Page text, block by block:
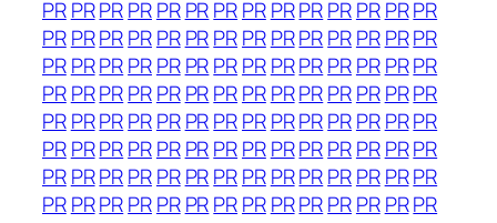
PRPRPRPRPR PRPRPRPRPRPRPR PRPR
PRPRPRPRPR PRPRPRPRPRPRPR PRPR
PRPRPRPRPR PRPRPRPRPRPRPR PRPR
PRPRPRPRPR PRPRPRPRPRPRPR PRPR
PRPRPRPRPR PRPRPRPRPRPRPR PRPR
PRPRPRPRPR PRPRPRPRPRPRPR PRPR
PRPRPRPRPR PRPRPRPRPRPRPR PRPR
PRPRPRPRPR PRPRPRPRPRPRPR PRPR